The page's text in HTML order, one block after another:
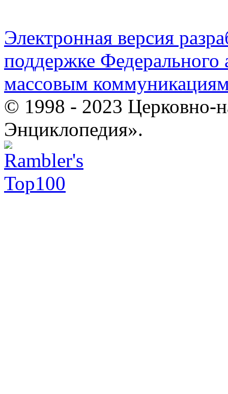
Электронная версия
поддержке Федерального
массовым
© 1998 - 2023 Церковно-
Энциклопедия».